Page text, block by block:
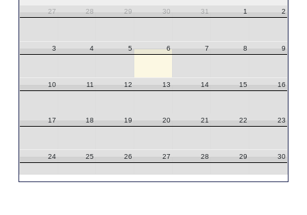
27 28 29 30 31 1 2
3 4 5 6 7 8 9
10 11 12 13 14 15 16
17 18 19 20 21 22 23
24 25 26 27 28 29 30